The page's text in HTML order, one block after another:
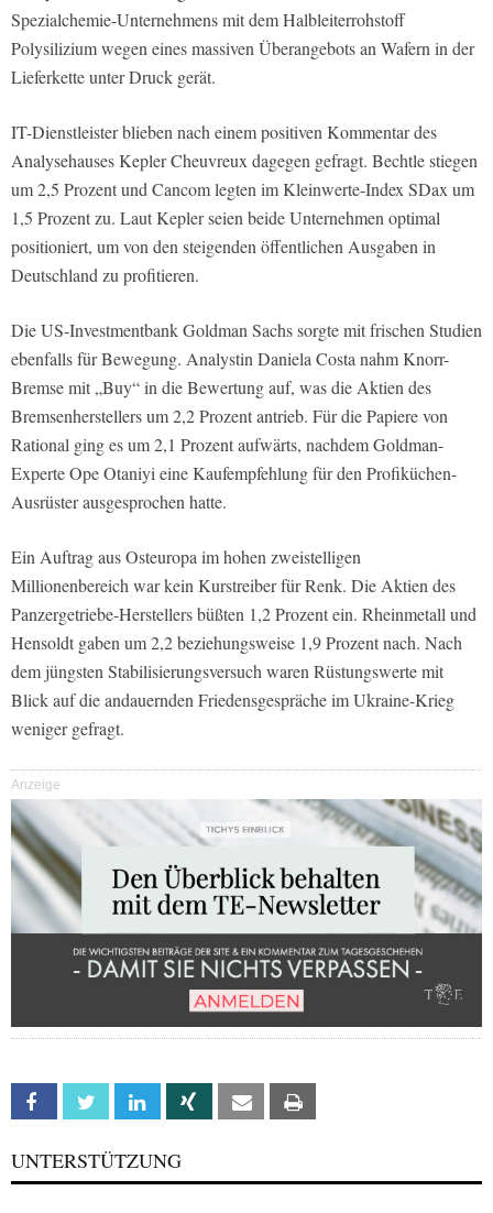
Spezialchemie-Unternehmens mit dem Halbleiterrohstoff
Polysilizium wegen eines massiven Überangebots an Wafern in der
Lieferkette unter Druck gerät.
IT-Dienstleister blieben nach einem positiven Kommentar des
Analysehauses Kepler Cheuvreux dagegen gefragt. Bechtle stiegen
um 2,5 Prozent und Cancom legten im Kleinwerte-Index SDax um
1,5 Prozent zu. Laut Kepler seien beide Unternehmen optimal
positioniert, um von den steigenden öffentlichen Ausgaben in
Deutschland zu profitieren.
Die US-Investmentbank Goldman Sachs sorgte mit frischen Studien
ebenfalls für Bewegung. Analystin Daniela Costa nahm Knorr-
Bremse mit „Buy“ in die Bewertung auf, was die Aktien des
Bremsenherstellers um 2,2 Prozent antrieb. Für die Papiere von
Rational ging es um 2,1 Prozent aufwärts, nachdem Goldman-
Experte Ope Otaniyi eine Kaufempfehlung für den Profiküchen-
Ausrüster ausgesprochen hatte.
Ein Auftrag aus Osteuropa im hohen zweistelligen
Millionenbereich war kein Kurstreiber für Renk. Die Aktien des
Panzergetriebe-Herstellers büßten 1,2 Prozent ein. Rheinmetall und
Hensoldt gaben um 2,2 beziehungsweise 1,9 Prozent nach. Nach
dem jüngsten Stabilisierungsversuch waren Rüstungswerte mit
Blick auf die andauernden Friedensgespräche im Ukraine-Krieg
weniger gefragt.
Anzeige
Facebook Twitter Linkedin Xing Email
UNTERSTÜTZUNG